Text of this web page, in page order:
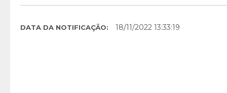
DATA DA NOTIFICAÇÃO: 18/11/2022 13:33:19